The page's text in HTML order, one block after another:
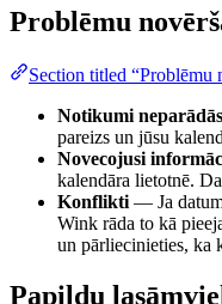
Problēmu
Section titled “Problēmu
Notikumi neparādās
pareizs un jūsu
Novecojusi
kalendāra lietotnē.
Konflikti — Ja
Wink rāda to kā
un pārliecinieties, ka
Papildu